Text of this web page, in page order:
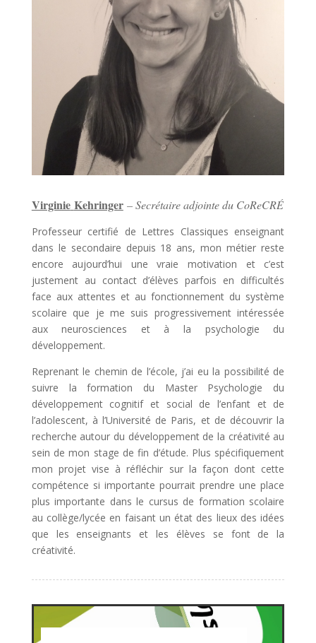
Virginie Kehringer – Secrétaire adjointe du CoReCRÉ
Professeur certifié de Lettres Classiques enseignant
dans le secondaire depuis 18 ans, mon métier reste
encore aujourd’hui une vraie motivation et c’est
justement au contact d’élèves parfois en difficultés
face aux attentes et au fonctionnement du système
scolaire que je me suis progressivement intéressée
aux neurosciences et à la psychologie du
développement.
Reprenant le chemin de l’école, j’ai eu la possibilité de
suivre la formation du Master Psychologie du
développement cognitif et social de l’enfant et de
l’adolescent, à l’Université de Paris, et de découvrir la
recherche autour du développement de la créativité au
sein de mon stage de fin d’étude. Plus spécifiquement
mon projet vise à réfléchir sur la façon dont cette
compétence si importante pourrait prendre une place
plus importante dans le cursus de formation scolaire
au collège/lycée en faisant un état des lieux des idées
que les enseignants et les élèves se font de la
créativité.